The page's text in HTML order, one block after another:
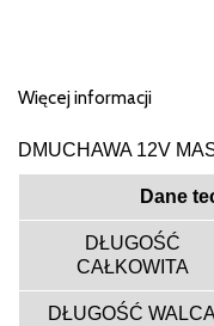
Więcej informacji
DMUCHAWA 12V
Dane
DŁUGOŚĆ
CAŁKOWITA
DŁUGOŚĆ WALCA